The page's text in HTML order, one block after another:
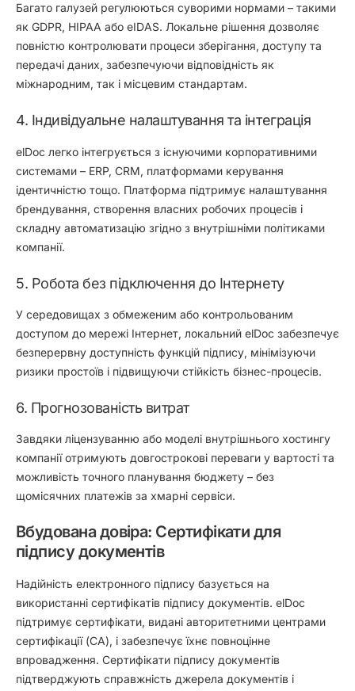
Багато галузей регулюються суворими нормами – такими
як GDPR, HIPAA або eIDAS. Локальне рішення дозволяє
повністю контролювати процеси зберігання, доступу та
передачі даних, забезпечуючи відповідність як
міжнародним, так і місцевим стандартам.
4. Індивідуальне налаштування та інтеграція
elDoc легко інтегрується з існуючими корпоративними
системами – ERP, CRM, платформами керування
ідентичністю тощо. Платформа підтримує налаштування
брендування, створення власних робочих процесів і
складну автоматизацію згідно з внутрішніми політиками
компанії.
5. Робота без підключення до Інтернету
У середовищах з обмеженим або контрольованим
доступом до мережі Інтернет, локальний elDoc забезпечує
безперервну доступність функцій підпису, мінімізуючи
ризики простоїв і підвищуючи стійкість бізнес-процесів.
6. Прогнозованість витрат
Завдяки ліцензуванню або моделі внутрішнього хостингу
компанії отримують довгострокові переваги у вартості та
можливість точного планування бюджету – без
щомісячних платежів за хмарні сервіси.
Вбудована довіра: Сертифікати для
підпису документів
Надійність електронного підпису базується на
використанні сертифікатів підпису документів. elDoc
підтримує сертифікати, видані авторитетними центрами
сертифікації (CA), і забезпечує їхнє повноцінне
впровадження. Сертифікати підпису документів
підтверджують справжність джерела документів і